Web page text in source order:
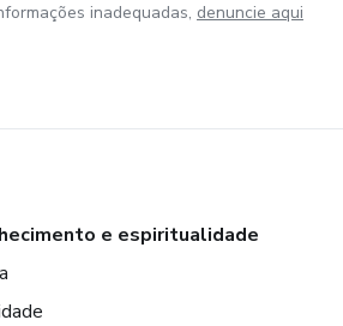
inadequadas, denuncie aqui
e espiritualidade